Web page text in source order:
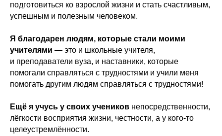
подготовиться ко взрослой жизни и стать счастливым,
успешным и полезным человеком.
Я благодарен людям, которые стали моими
учителями — это и школьные учителя,
и преподаватели вуза, и наставники, которые
помогали справляться с трудностями и учили меня
помогать другим людям справляться с трудностями!
Ещё я учусь у своих учеников непосредственности,
лёгкости восприятия жизни, честности, а у кого-то
целеустремлённости.